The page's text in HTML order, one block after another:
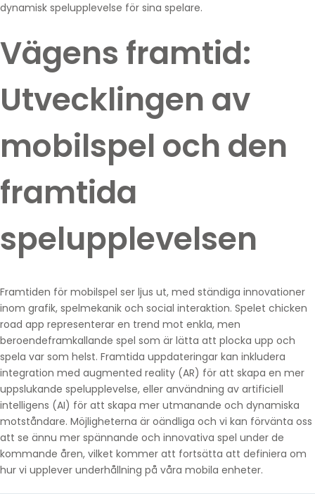
dynamisk spelupplevelse för sina spelare.
Vägens framtid:
Utvecklingen av
mobilspel och den
framtida
spelupplevelsen
Framtiden för mobilspel ser ljus ut, med ständiga innovationer
inom grafik, spelmekanik och social interaktion. Spelet chicken
road app representerar en trend mot enkla, men
beroendeframkallande spel som är lätta att plocka upp och
spela var som helst. Framtida uppdateringar kan inkludera
integration med augmented reality (AR) för att skapa en mer
uppslukande spelupplevelse, eller användning av artificiell
intelligens (AI) för att skapa mer utmanande och dynamiska
motståndare. Möjligheterna är oändliga och vi kan förvänta oss
att se ännu mer spännande och innovativa spel under de
kommande åren, vilket kommer att fortsätta att definiera om
hur vi upplever underhållning på våra mobila enheter.